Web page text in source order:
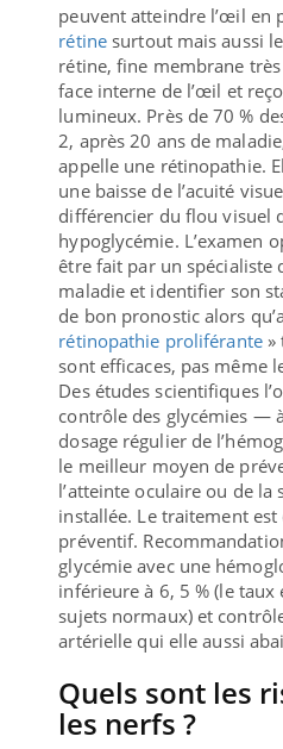
peuvent atteindre l’œil en
rétine surtout mais aussi
rétine, fine membrane
face interne de l’œil et
lumineux. Près de 70 %
2, après 20 ans de
appelle une rétinopathie.
une baisse de l’acuité
différencier du flou visuel
hypoglycémie. L’examen
être fait par un spécialiste
maladie et identifier son
de bon pronostic alors
rétinopathie proliférante»
sont efficaces, pas même
Des études scientifiques
contrôle des glycémies —
dosage régulier de
le meilleur moyen de
l’atteinte oculaire ou de la
installée. Le traitement
préventif.
glycémie avec une
inférieure à 6, 5 % (le taux
sujets normaux) et
artérielle qui elle aussi
Quels sont les
les nerfs ?